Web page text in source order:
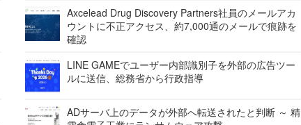
Axcelead Drug Discovery Partners社員のメールアカ
ウントに不正アクセス、約7,000通のメールで痕跡を
確認
LINE GAMEでユーザー内部識別子を外部の広告ツー
ルに送信、総務省から行政指導
ADサーバ上のデータが外部へ転送されたと判断 ～ 精